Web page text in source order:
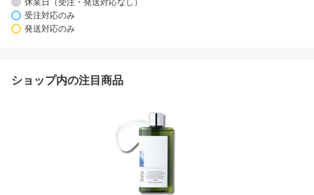
受注対応のみ
発送対応のみ
ショップ内の注目商品